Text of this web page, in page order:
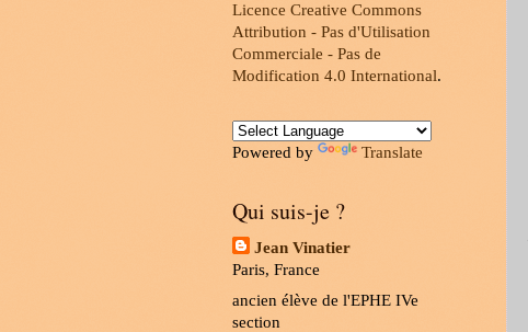
Licence Creative Commons
Attribution - Pas d'Utilisation
Commerciale - Pas de
Modification 4.0 International.
Powered by Translate
Qui suis-je ?
Jean Vinatier
Paris, France
ancien élève de l'EPHE IVe
section